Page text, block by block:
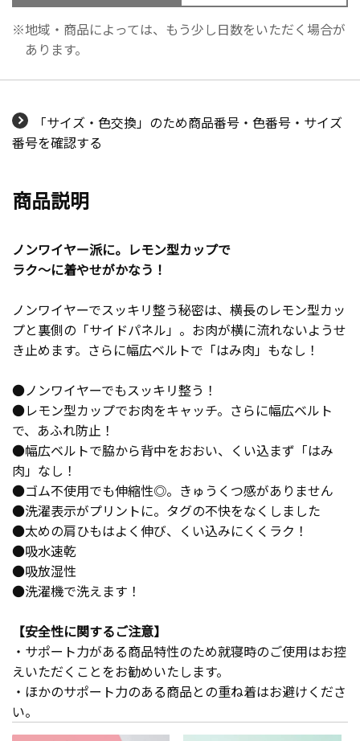
地域・商品によっては、もう少し日数をいただく場合が
あります。
「サイズ・色交換」のため商品番号・色番号・サイズ
番号を確認する
商品説明
ノンワイヤー派に。レモン型カップで
ラク～に着やせがかなう！
ノンワイヤーでスッキリ整う秘密は、横長のレモン型カッ
プと裏側の「サイドパネル」。お肉が横に流れないようせ
き止めます。さらに幅広ベルトで「はみ肉」もなし！
●ノンワイヤーでもスッキリ整う！
●レモン型カップでお肉をキャッチ。さらに幅広ベルト
で、あふれ防止！
●幅広ベルトで脇から背中をおおい、くい込まず「はみ
肉」なし！
●ゴム不使用でも伸縮性◎。きゅうくつ感がありません
●洗濯表示がプリントに。タグの不快をなくしました
●太めの肩ひもはよく伸び、くい込みにくくラク！
●吸水速乾
●吸放湿性
●洗濯機で洗えます！
【安全性に関するご注意】
・サポート力がある商品特性のため就寝時のご使用はお控
えいただくことをお勧めいたします。
・ほかのサポート力のある商品との重ね着はお避けくださ
い。